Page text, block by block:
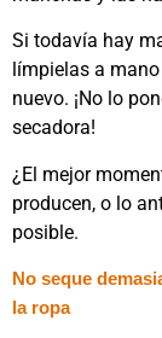
Si todavía hay
límpielas a
nuevo. ¡No lo
secadora!
¿El mejor
producen, o lo
posible.
No seque
la ropa